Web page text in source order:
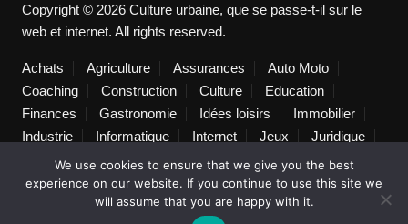
Copyright © 2026 Culture urbaine, que se passe-t-il sur le
web et internet. All rights reserved.
Achats Agriculture Assurances
Auto Moto
Coaching
Construction Culture
Education
Finances
Gastronomie Idées loisirs
Immobilier
Industrie
Informatique Internet Jeux
Juridique
Lifestyle
Logistique Loisirs Maison
Marketing
Mode
Non classé Pratique Publicité
Santé
Sorties Technologie
Tourisme
We use cookies to ensure that we give you the best
experience on our website. If you continue to use this site we
will assume that you are happy with it.